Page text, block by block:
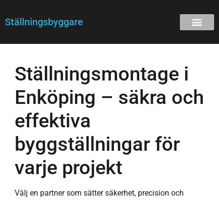
Ställningsbyggare
Ställningsmontage i
Enköping – säkra och
effektiva
byggställningar för
varje projekt
Välj en partner som sätter säkerhet, precision och